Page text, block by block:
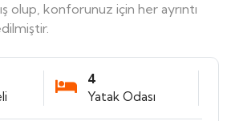
olup, konforunuz için her ayrıntı
4
Yatak Odası